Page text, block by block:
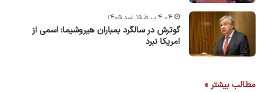
گوترش در سالگرد بمباران هیروشیما: اسمی از
امریکا نبرد
۴:۰۴ ب.ظ ۱۵ اسد ۱۴۰۵
مطالب بیشتر »